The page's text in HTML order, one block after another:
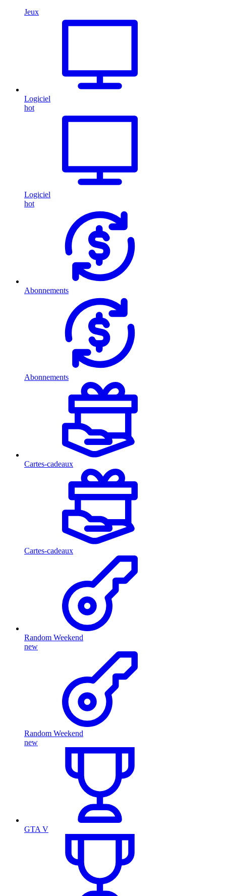
Jeux
Logiciel
hot
Logiciel
hot
Abonnements
Abonnements
Cartes-cadeaux
Cartes-cadeaux
Random Weekend
new
Random Weekend
new
GTA V